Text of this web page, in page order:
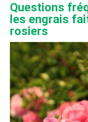
Questions
les engrais
rosiers